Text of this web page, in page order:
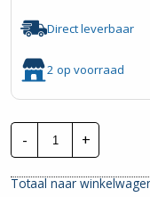
Direct leverbaar
2 op voorraad
-
Klemko
schemerschakelaar
IB
hoeveelheid
+
Totaal naar